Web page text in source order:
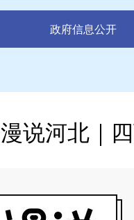
政府信息公开
漫说河北｜